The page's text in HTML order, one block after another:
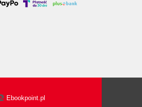
Ebookpoint.pl